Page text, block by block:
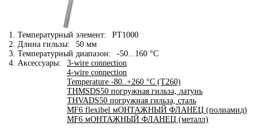
1. Температурный элемент:
PT1000
2. Длина гильзы:
50 мм
3. Температурный диапазон:
-50...160 °C
4. Аксессуары:
3-wire connection
4-wire connection
Temperature -80..+260 °C (T260)
THMSDS50 погружная гильза, латунь
THVADS50 погружная гильза, сталь
MF6 flexibel мОНТАЖНЫЙ ФЛАНЕЦ (полиамид)
MF6 мОНТАЖНЫЙ ФЛАНЕЦ (металл)